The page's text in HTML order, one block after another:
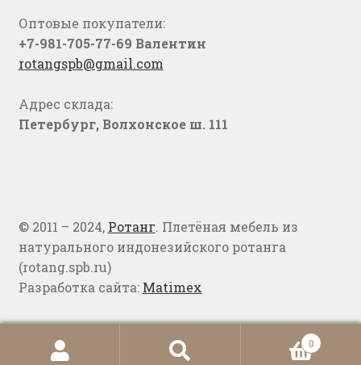
Оптовые покупатели:
+7-981-705-77-69 Валентин
rotangspb@gmail.com
Адрес склада:
Петербург, Волхонское ш. 111
© 2011 – 2024, Ротанг. Плетёная мебель из
натурального индонезийского ротанга
(rotang.spb.ru)
Разработка сайта: Matimex
Искать:
0